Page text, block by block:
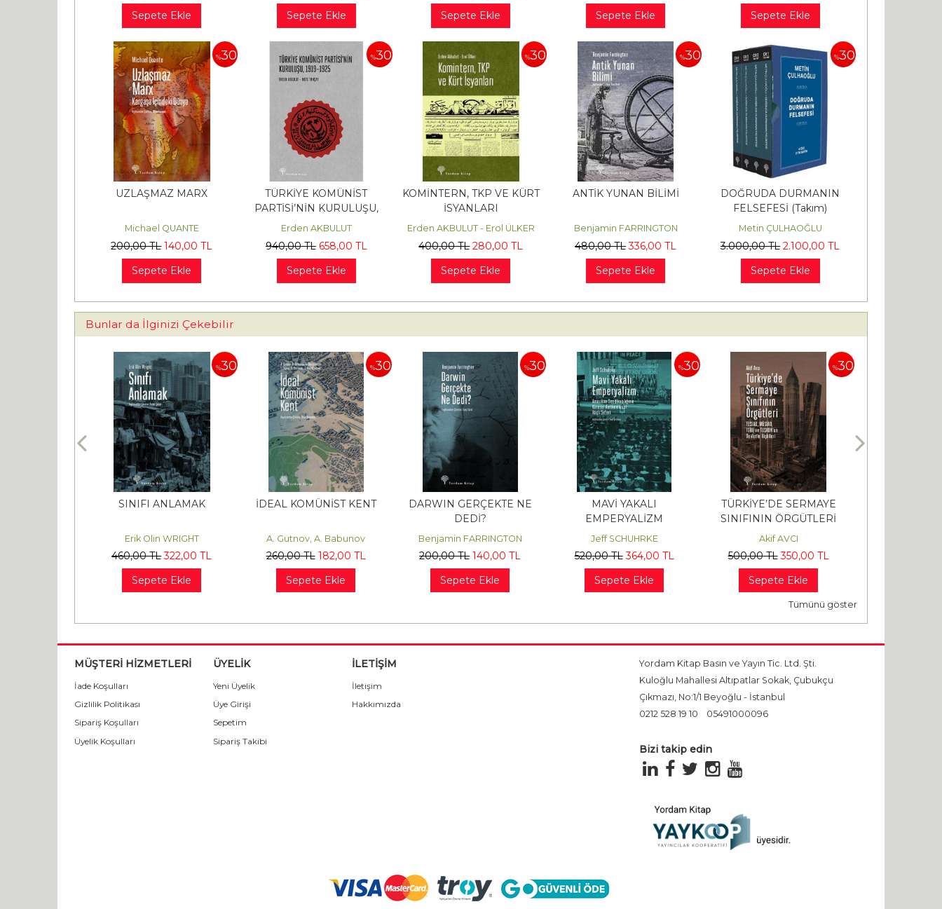
Sepete Ekle
Sepete Ekle
Sepete Ekle
Sepete Ekle
Sepete Ekle
%30
UZLAŞMAZ MARX
Michael QUANTE
200,00TL 140,00 TL
Sepete Ekle
%30
TÜRKİYE KOMÜNİST
PARTİSİ’NİN KURULUŞU,
1919-1925
Erden AKBULUT
940,00TL 658,00 TL
Sepete Ekle
%30
KOMİNTERN, TKP VE KÜRT
İSYANLARI
Erden AKBULUT - Erol ÜLKER
400,00TL 280,00 TL
Sepete Ekle
%30
ANTİK YUNAN BİLİMİ
Benjamin FARRINGTON
480,00TL 336,00 TL
Sepete Ekle
%30
DOĞRUDA DURMANIN
FELSEFESİ (Takım)
Metin ÇULHAOĞLU
3.000,00TL 2.100,00 TL
Sepete Ekle
Bunlar da İlginizi Çekebilir
%30
SINIFI ANLAMAK
Erik Olin WRIGHT
460,00TL 322,00 TL
Sepete Ekle
%30
İDEAL KOMÜNİST KENT
A. Gutnov, A. Babunov
260,00TL 182,00 TL
Sepete Ekle
%30
DARWIN GERÇEKTE NE
DEDİ?
Benjamin FARRINGTON
200,00TL 140,00 TL
Sepete Ekle
%30
MAVİ YAKALI
EMPERYALİZM
Jeff SCHUHRKE
520,00TL 364,00 TL
Sepete Ekle
%30
TÜRKİYE’DE SERMAYE
SINIFININ ÖRGÜTLERİ
Akif AVCI
500,00TL 350,00 TL
Sepete Ekle
Tümünü göster
MÜŞTERİ HİZMETLERİ
İade Koşulları
Gizlilik Politikası
Sipariş Koşulları
Üyelik Koşulları
ÜYELİK
Yeni Üyelik
Üye Girişi
Sepetim
Sipariş Takibi
İLETİŞİM
İletişim
Hakkımızda
Yordam Kitap Basın ve Yayın Tic. Ltd. Şti.
Kuloğlu Mahallesi Altıpatlar Sokak, Çubukçu
Çıkmazı, No:1/1 Beyoğlu - İstanbul
0212 528 19 10
05491000096
Bizi takip edin